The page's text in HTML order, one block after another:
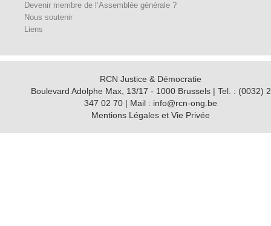
Devenir membre de l’Assemblée générale ?
Nous soutenir
Liens
RCN Justice & Démocratie
Boulevard Adolphe Max, 13/17 - 1000 Brussels | Tel. : (0032) 2
347 02 70 | Mail : info@rcn-ong.be
Mentions Légales et Vie Privée